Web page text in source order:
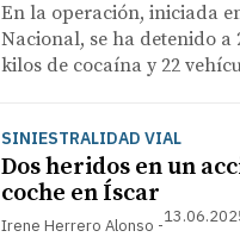
En la operación, iniciada
Nacional, se ha detenido a
kilos de cocaína y 22
SINIESTRALIDAD VIAL
Dos heridos en un
coche en Íscar
Irene Herrero Alonso